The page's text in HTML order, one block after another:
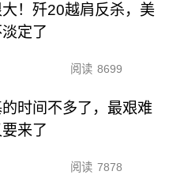
！歼20越肩反杀，美
定了
阅读 8699
时间不多了，最艰难
来了
阅读 7878